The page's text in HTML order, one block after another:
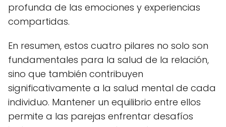
profunda de las emociones y experiencias
compartidas.
En resumen, estos cuatro pilares no solo son
fundamentales para la salud de la relación,
sino que también contribuyen
significativamente a la salud mental de cada
individuo. Mantener un equilibrio entre ellos
permite a las parejas enfrentar desafíos